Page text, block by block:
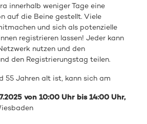
innerhalb weniger Tage eine
auf die Beine gestellt. Viele
und sich als potenzielle
registrieren lassen! Jeder kann
nutzen und den
den Registrierungstag teilen.
55 Jahren alt ist, kann sich am
von 10:00 Uhr bis 14:00 Uhr,